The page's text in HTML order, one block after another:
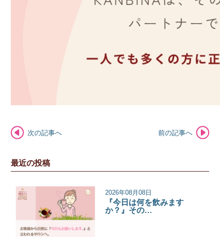
次の記事へ 前の記事へ
最近の投稿
2026年08月08日
『今日は何を飲みます
か？』その…